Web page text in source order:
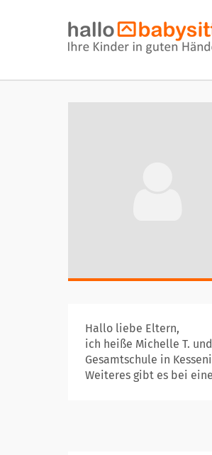
Hallo liebe Eltern,
ich heiße Michelle T.
Gesamtschule in
Weiteres gibt es bei